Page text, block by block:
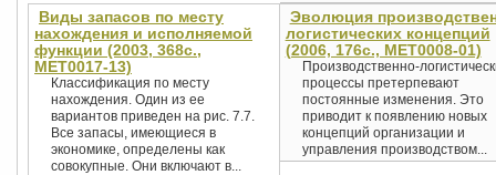
Виды запасов по месту
нахождения и исполняемой
функции (2003, 368с.,
MET0017-13)
Классификация по месту
нахождения. Один из ее
вариантов приведен на рис. 7.7.
Все запасы, имеющиеся в
экономике, определены как
совокупные. Они включают в...
Эволюция
логистических концепций
(2006, 176с., MET0008-01)
Производственно-
процессы претерпевают
постоянные изменения. Это
приводит к появлению новых
концепций организации и
управления производством...